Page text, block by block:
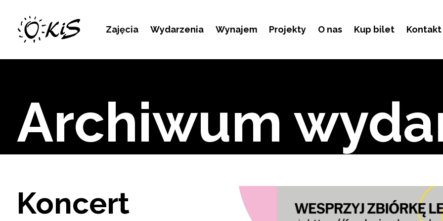
Zajęcia Wydarzenia Wynajem Projekty O nas Kup bilet Kontakt
Kontakt
Archiwum
Koncert